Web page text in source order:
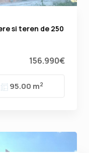
si teren de 250
156.990€
95.00 m2